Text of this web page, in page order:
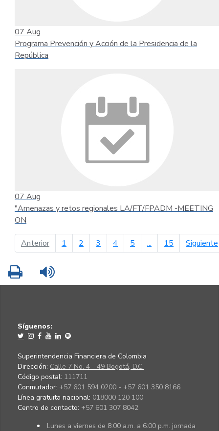
07 Aug
Programa Prevención y Acción de la Presidencia de la
República
07 Aug
"Amenazas y retos regionales LA/FT/FPADM -MEETING
ON
Anteriorpágina anterior
1 2 3 4 5 ... 15 Siguiente
Imprimir
Síguenos:
Superintendencia Financiera de Colombia
Dirección: Calle 7 No. 4 - 49 Bogotá, D.C.
Código postal: 111711
Conmutador: +57 601 594 0200 - +57 601 350 8166
Línea gratuita nacional: 018000 120 100
Centro de contacto: +57 601 307 8042
Lunes a viernes de 8:00 a.m. a 6:00 p.m. jornada